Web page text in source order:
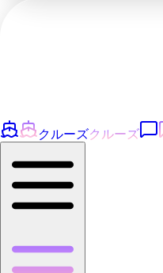
クルーズクルーズ